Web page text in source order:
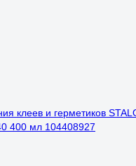
клеев и герметиков
400 мл 104408927